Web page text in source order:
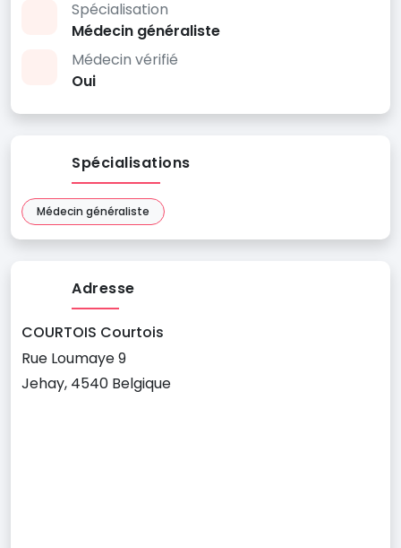
Spécialisation
Médecin généraliste
Médecin vérifié
Oui
Spécialisations
Médecin généraliste
Adresse
COURTOIS Courtois
Rue Loumaye 9
Jehay, 4540 Belgique